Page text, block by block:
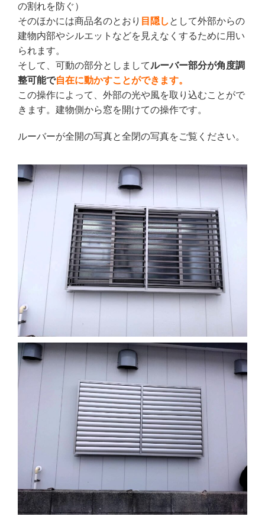
の割れを防ぐ）
そのほかには商品名のとおり 目隠し として外部からの
建物内部やシルエットなどを見えなくするために用い
られます。
そして、可動の部分としましてルーバー部分が角度調
整可能で自在に動かすことができます。
この操作によって、外部の光や風を取り込むことがで
きます。建物側から窓を開けての操作です。
ルーバーが全開の写真と全閉の写真をご覧ください。